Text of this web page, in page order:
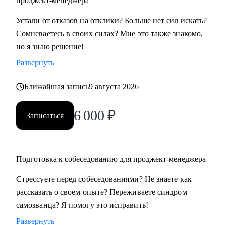
с нуля
• Проджект-менеджерам бизнеc-проектов в сферах:
розничной торговли, электронной коммерции, финтеха и
информационной безопасности
офиса
• Всем, кто хочет сменить карьеру и не знает с чего начать
• Тем, кто не ищет "успешный успех", а готов планомерно
и упорно работать над собой
Устали от отказов на отклики? Больше нет сил искать?
Сомневаетесь в своих силах? Мне это также знакомо,
но я знаю решение!
Развернуть
Ближайшая запись9 августа 2026
Записаться 6 000 ₽
Подготовка к собеседованию для проджект-менеджера
Стрессуете перед собеседованиями? Не знаете как
рассказать о своем опыте? Переживаете синдром
самозванца? Я помогу это исправить!
Развернуть